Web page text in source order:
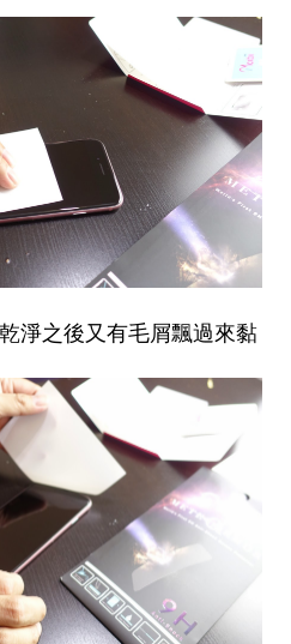
淨之後又有毛屑飄過來黏